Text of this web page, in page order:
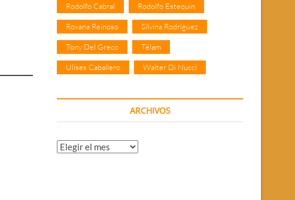
Rodolfo Cabral Rodolfo Estequin
Roxana Reinoso Silvina Rodríguez
Tony Del Greco Télam
Ulises Caballero Walter Di Nucci
ARCHIVOS
Archivos